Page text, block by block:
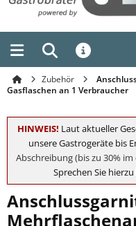
Zubehör
Gasflaschen an 1 Verbraucher
HINWEIS! Laut aktueller
unsere Gastrogeräte bis
Abschreibung (bis zu 30%
Sprechen Sie